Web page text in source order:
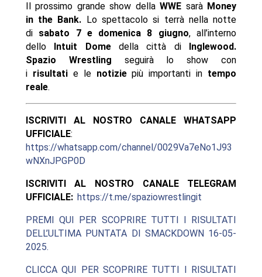
Il prossimo grande show dellaWWE sarà Money
in the Bank. Lo spettacolo si terrà nella notte
disabato 7 e domenica 8 giugno, all’interno
delloIntuit Domedella città di Inglewood.
Spazio Wrestling seguirà lo show con
i risultatie le notiziepiù importanti in tempo
reale.
ISCRIVITI AL NOSTRO CANALE WHATSAPP
UFFICIALE:
https://whatsapp.com/channel/0029Va7eNo1J93
wNXnJPGP0D
ISCRIVITI AL NOSTRO CANALE TELEGRAM
UFFICIALE: https://t.me/spaziowrestlingit
PREMI QUI PER SCOPRIRE TUTTI I RISULTATI
DELL’ULTIMA PUNTATA DI SMACKDOWN 16-05-
2025.
CLICCA QUI PER SCOPRIRE TUTTI I RISULTATI